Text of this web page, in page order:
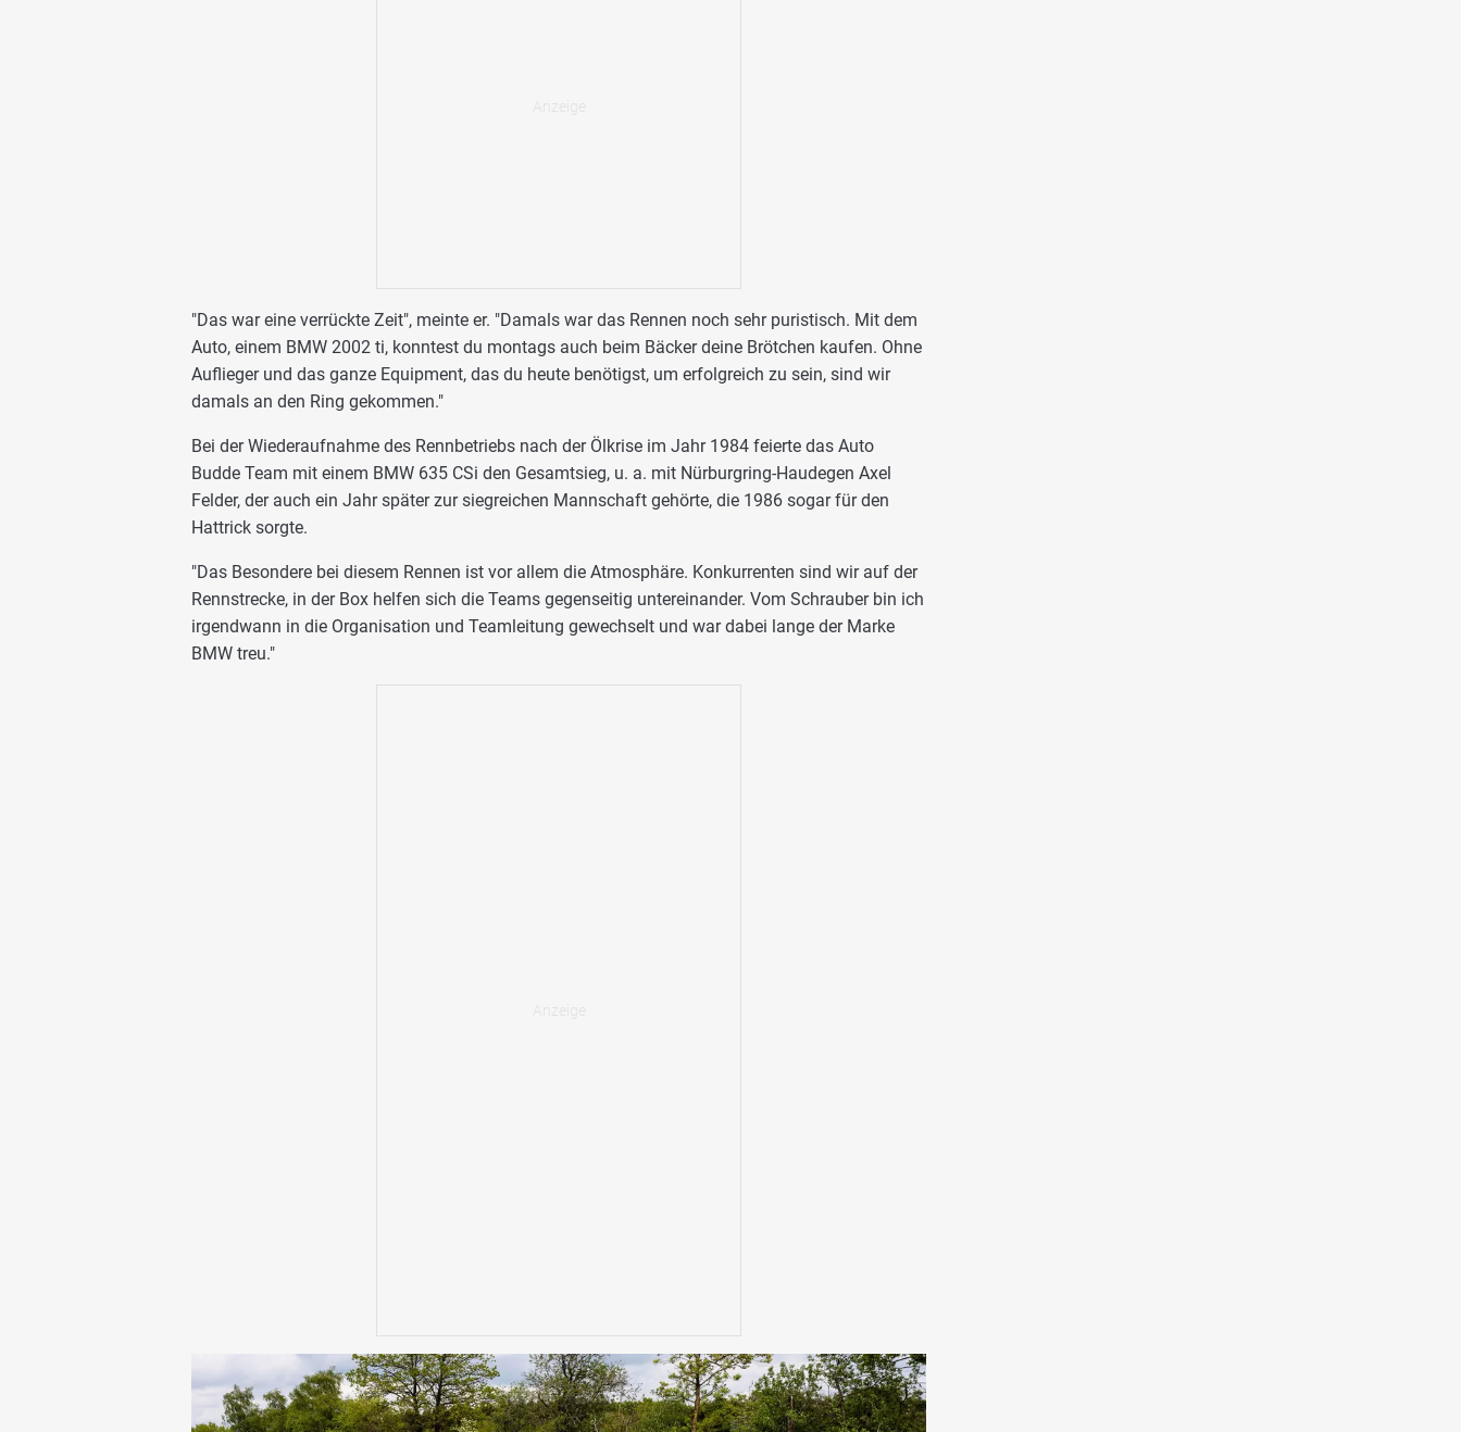
"Das war eine verrückte Zeit", meinte er. "Damals war das Rennen noch sehr puristisch. Mit dem
Auto, einem BMW 2002 ti, konntest du montags auch beim Bäcker deine Brötchen kaufen. Ohne
Auflieger und das ganze Equipment, das du heute benötigst, um erfolgreich zu sein, sind wir
damals an den Ring gekommen."
Bei der Wiederaufnahme des Rennbetriebs nach der Ölkrise im Jahr 1984 feierte das Auto
Budde Team mit einem BMW 635 CSi den Gesamtsieg, u. a. mit Nürburgring-Haudegen Axel
Felder, der auch ein Jahr später zur siegreichen Mannschaft gehörte, die 1986 sogar für den
Hattrick sorgte.
"Das Besondere bei diesem Rennen ist vor allem die Atmosphäre. Konkurrenten sind wir auf der
Rennstrecke, in der Box helfen sich die Teams gegenseitig untereinander. Vom Schrauber bin ich
irgendwann in die Organisation und Teamleitung gewechselt und war dabei lange der Marke
BMW treu."